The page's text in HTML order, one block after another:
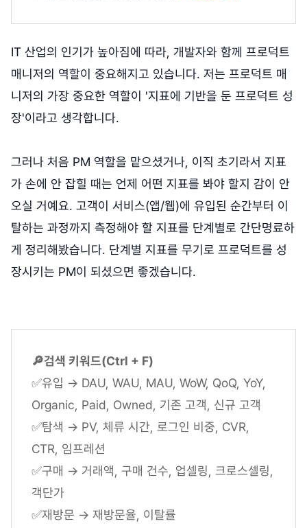
IT 산업의 인기가 높아짐에 따라, 개발자와 함께 프로덕트
매니저의 역할이 중요해지고 있습니다. 저는 프로덕트 매
니저의 가장 중요한 역할이 '지표에 기반을 둔 프로덕트 성
장'이라고 생각합니다.
그러나 처음 PM 역할을 맡으셨거나, 이직 초기라서 지표
가 손에 안 잡힐 때는 언제 어떤 지표를 봐야 할지 감이 안
오실 거예요. 고객이 서비스(앱/웹)에 유입된 순간부터 이
탈하는 과정까지 측정해야 할 지표를 단계별로 간단명료하
게 정리해봤습니다. 단계별 지표를 무기로 프로덕트를 성
장시키는 PM이 되셨으면 좋겠습니다.
🔎검색 키워드(Ctrl + F)
✅유입 → DAU, WAU, MAU, WoW, QoQ, YoY,
Organic, Paid, Owned, 기존 고객, 신규 고객
✅탐색 → PV, 체류 시간, 로그인 비중, CVR,
CTR, 임프레션
✅구매 → 거래액, 구매 건수, 업셀링, 크로스셀링,
객단가
✅재방문 → 재방문율, 이탈률